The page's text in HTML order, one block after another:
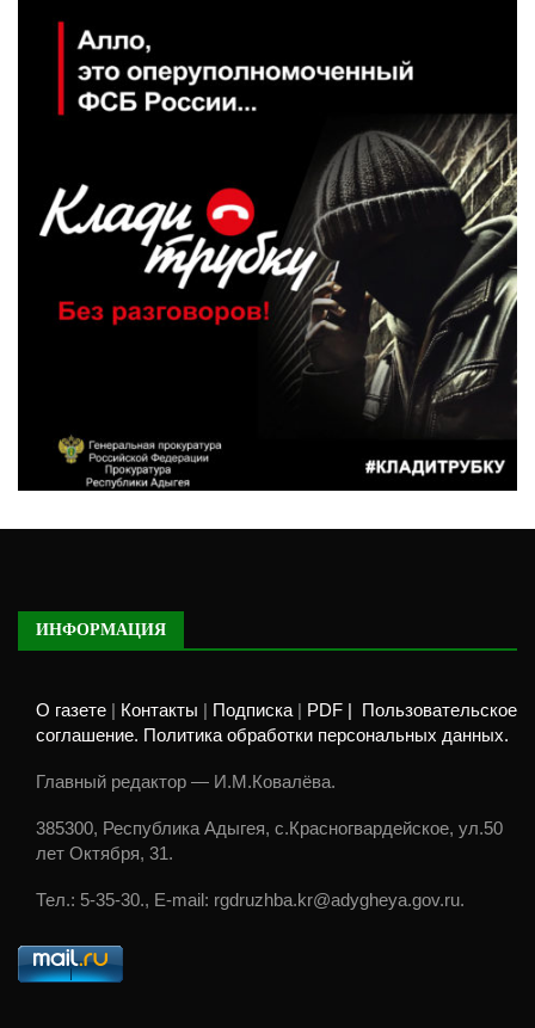
ИНФОРМАЦИЯ
О газете Контакты Подписка PDF |
Пользовательское
соглашение. Политика обработки персональных данных.
Главный редактор — И.М.Ковалёва.
385300, Республика Адыгея, с.Красногвардейское, ул.50
лет Октября, 31.
Тел.: 5-35-30., E-mail: rgdruzhba.kr@adygheya.gov.ru.